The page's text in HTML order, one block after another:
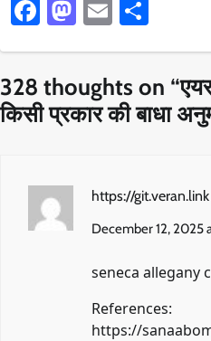
Facebook
Mastodon
Email
328 thoughts on “
किसी प्रकार की बाधा
https://git.veran.link
December 12, 2025
seneca allegany
References:
https://